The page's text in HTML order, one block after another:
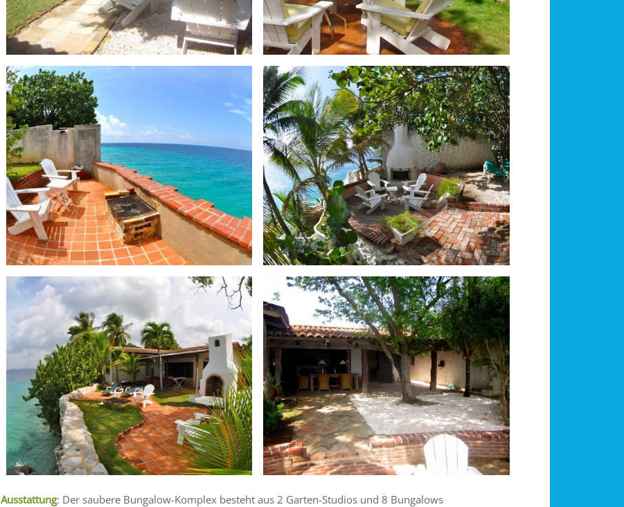
Ausstattung: Der saubere Bungalow-Komplex besteht aus 2 Garten-Studios und 8 Bungalows